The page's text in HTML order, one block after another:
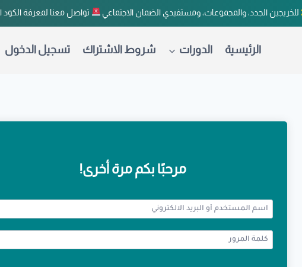
للخريجين الجدد، والمجموعات، ومستفيدي الضمان الاجتماعي تواصل معنا لمعرفة
الرئيسية الدورات شروط الاشتراك تسجيل الدخول
مرحبًا بكم مرة أخرى!